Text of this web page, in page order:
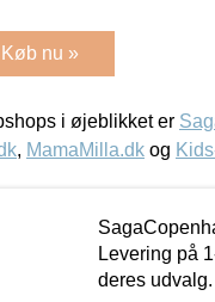
Køb nu »
i øjeblikket er
, MamaMilla.dk og
Levering på
deres udvalg.